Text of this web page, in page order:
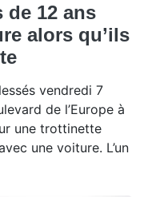
de 12 ans
alors qu’ils
vendredi 7
de l’Europe à
une trottinette
une voiture. L’un